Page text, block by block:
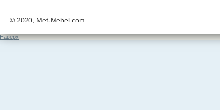
© 2020, Met-Mebel.com
Наверх